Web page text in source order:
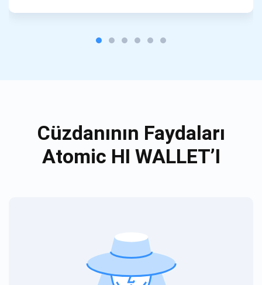
Cüzdanının Faydaları
Atomic HI WALLET’I